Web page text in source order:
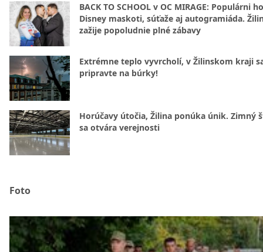
BACK TO SCHOOL v OC MIRAGE: Populárni
Disney maskoti, súťaže aj autogramiáda.
zažije popoludnie plné zábavy
Extrémne teplo vyvrcholí, v Žilinskom kraji
pripravte na búrky!
Horúčavy útočia, Žilina ponúka únik. Zimný
sa otvára verejnosti
Foto